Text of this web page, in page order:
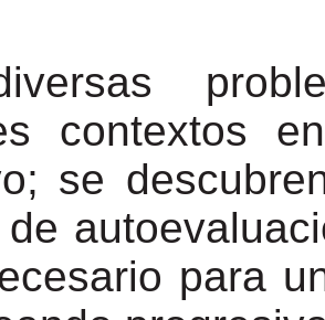
contextos
se
para